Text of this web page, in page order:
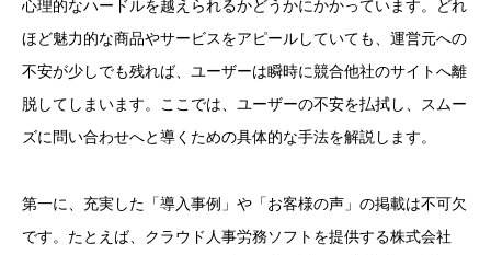
心理的なハードルを越えられるかどうかにかかっています。どれ
ほど魅力的な商品やサービスをアピールしていても、運営元への
不安が少しでも残れば、ユーザーは瞬時に競合他社のサイトへ離
脱してしまいます。ここでは、ユーザーの不安を払拭し、スムー
ズに問い合わせへと導くための具体的な手法を解説します。
第一に、充実した「導入事例」や「お客様の声」の掲載は不可欠
です。たとえば、クラウド人事労務ソフトを提供する株式会社